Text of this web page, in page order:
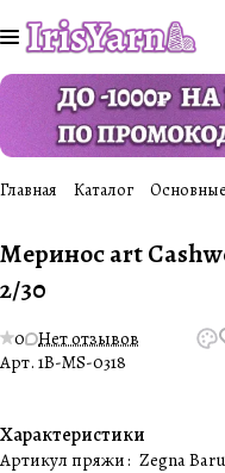
Главная Каталог
Меринос art
2/30
0 Нет отзывов
Арт. 1B-MS-0318
Характеристики
Артикул пряжи: Zegna